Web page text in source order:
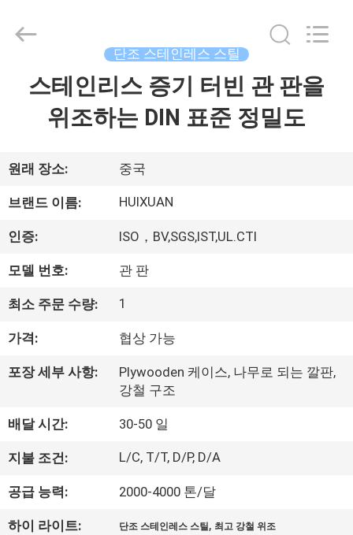
품
동
영
우
리
대
하
여
2026
JIANGSU
ENERGY
EQUIPMENT
단조 스테인레스 스틸
스테인리스 증기 터빈 관 판을
위조하는 DIN 표준 정밀도
원래 장소: 중국
브랜드 이름: HUIXUAN
인증: ISO，BV,SGS,IST,UL.CTI
모델 번호: 관 판
최소 주문 수량: 1
가격: 협상 가능
포장 세부 사항:
Plywooden 케이스, 나무로 되는 깔판,
강철 구조
배달 시간: 30-50 일
지불 조건: L/C, T/T, D/P, D/A
공급 능력: 2000-4000 톤/달
하이 라이트: 단조 스테인레스 스틸 , 최고 강철 위조